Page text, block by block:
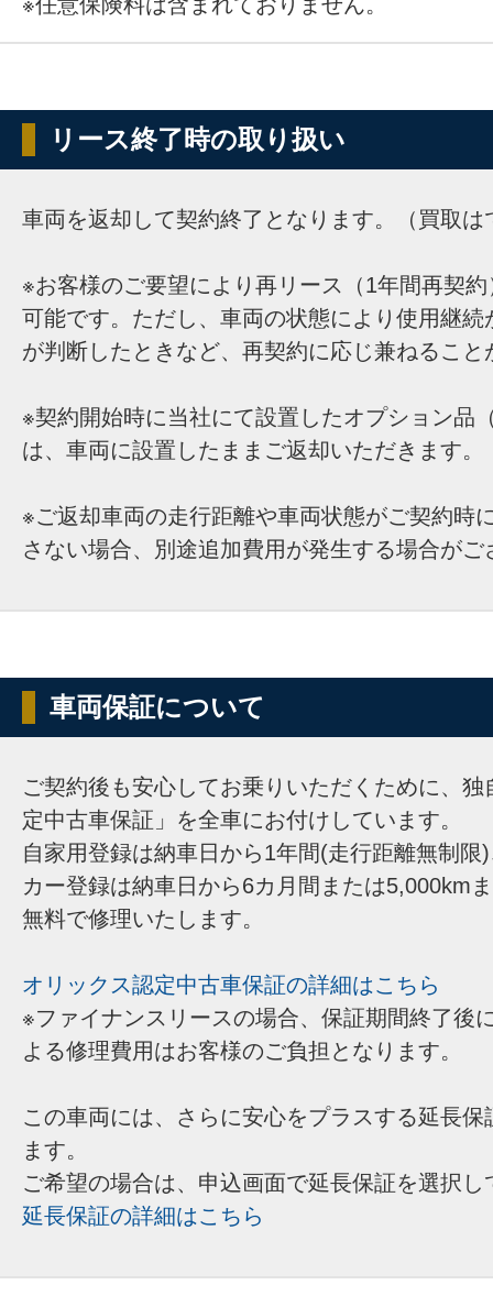
リース終了時の取り扱い
車両を返却して契約終了となります。（買取は
※お客様のご要望により再リース（1年間再契
可能です。ただし、車両の状態により使用継続
が判断したときなど、再契約に応じ兼ねること
※契約開始時に当社にて設置したオプション品
は、車両に設置したままご返却いただきます。
※ご返却車両の走行距離や車両状態がご契約時
さない場合、別途追加費用が発生する場合がご
車両保証について
ご契約後も安心してお乗りいただくために、
定中古車保証」を全車にお付けしています。
自家用登録は納車日から1年間(走行距離無制限
カー登録は納車日から6カ月間または5,000km
無料で修理いたします。
オリックス認定中古車保証の詳細はこちら
※ファイナンスリースの場合、保証期間終了後
よる修理費用はお客様のご負担となります。
この車両には、さらに安心をプラスする延長
ます。
ご希望の場合は、申込画面で延長保証を選択し
延長保証の詳細はこちら